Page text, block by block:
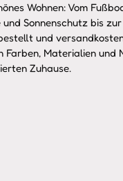
Wohnen: Vom
Sonnenschutz bis
und
Farben, Materialien
Zuhause.